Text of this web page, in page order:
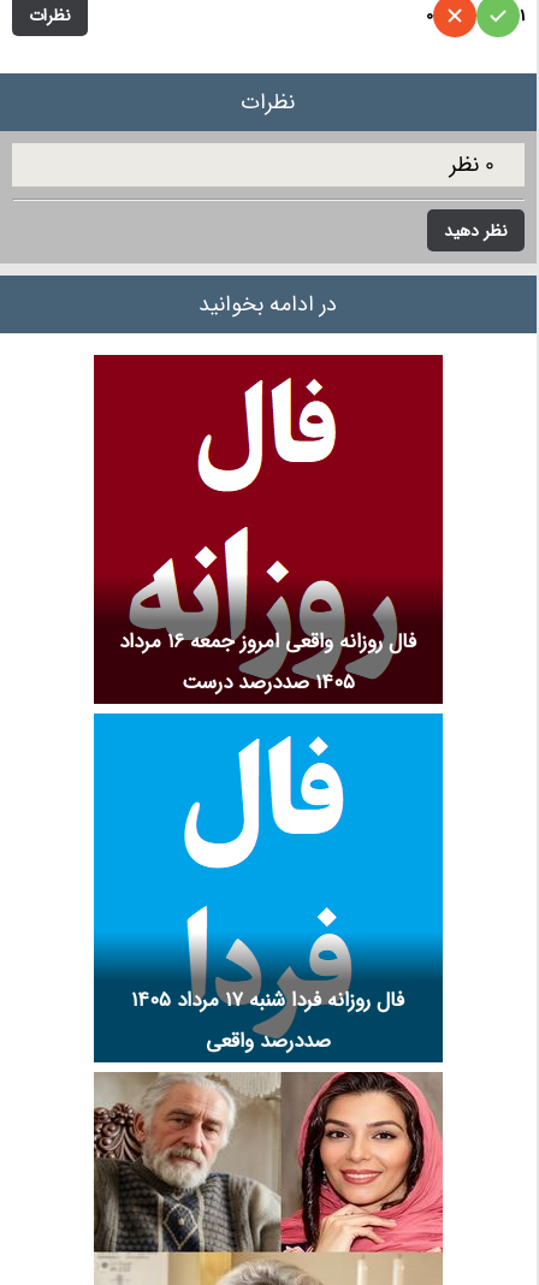
نظرات 1
0
نظرات
0 نظر
نظر دهید
در ادامه بخوانید
فال روزانه واقعی امروز جمعه ۱۶ مرداد
۱۴۰۵ صددرصد درست
فال روزانه فردا شنبه ۱۷ مرداد ۱۴۰۵
صددرصد واقعی